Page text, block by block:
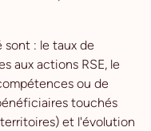
sont : le taux de
aux actions RSE, le
ou de
touchés
et l'évolution